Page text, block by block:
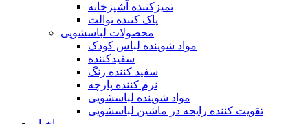
تمیزکننده آشپزخانه
پاک کننده توالت
محصولات لباسشویی
مواد شوینده لباس کودک
سفیدکننده
سفید کننده رنگ
نرم کننده پارچه
مواد شوینده لباسشویی
تقویت کننده رایحه در ماشین لباسشویی